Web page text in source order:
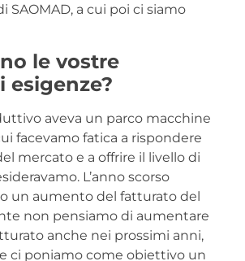
SAOMAD, a cui poi ci siamo
le vostre
esigenze?
aveva un parco macchine
facevamo fatica a rispondere
mercato e a offrire il livello di
L’anno scorso
un aumento del fatturato del
non pensiamo di aumentare
anche nei prossimi anni,
ci poniamo come obiettivo un